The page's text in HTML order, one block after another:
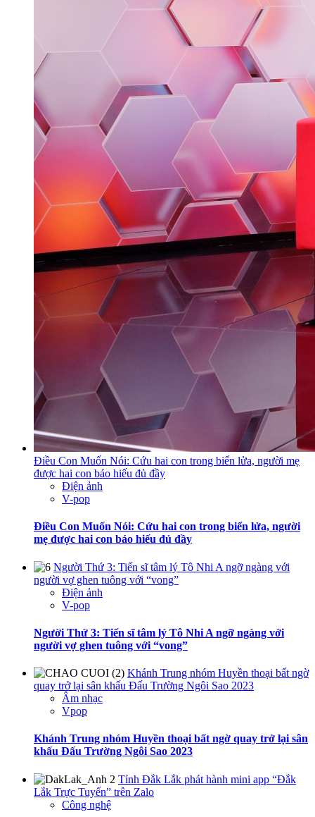
Điều Con Muốn Nói: Cứu hai con trong biển lửa, người mẹ
được hai con báo hiếu đủ đầy
Điện ảnh
V-pop
Điều Con Muốn Nói: Cứu hai con trong biển lửa, người
mẹ được hai con báo hiếu đủ đầy
Người Thứ 3: Tiến sĩ tâm lý Tô Nhi A ngỡ ngàng với
người vợ ghen tuông với “vong”
Điện ảnh
V-pop
Người Thứ 3: Tiến sĩ tâm lý Tô Nhi A ngỡ ngàng với
người vợ ghen tuông với “vong”
Khánh Trung nhóm Huyền thoại bất ngờ
quay trở lại sân khấu Đấu Trường Ngôi Sao 2023
Âm nhạc
Vpop
Khánh Trung nhóm Huyền thoại bất ngờ quay trở lại sân
khấu Đấu Trường Ngôi Sao 2023
Tỉnh Đắk Lắk phát hành mini app “Đắk
Lắk Trực Tuyến” trên Zalo
Công nghệ